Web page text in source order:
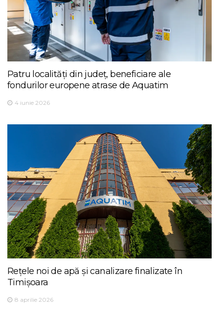
Patru localități din județ, beneficiare ale
fondurilor europene atrase de Aquatim
4 iunie 2026
Rețele noi de apă și canalizare finalizate în
Timișoara
8 aprilie 2026